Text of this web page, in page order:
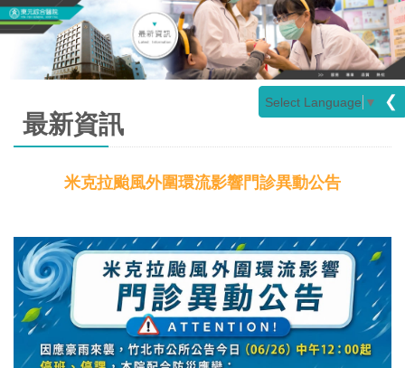
Select Language ▼ ❮
最新資訊
米克拉颱風外圍環流影響門診異動公告